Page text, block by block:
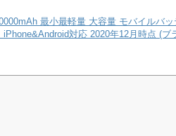
最小最軽量 大容量 モバイルバ
対応 2020年12月時点 (ブ